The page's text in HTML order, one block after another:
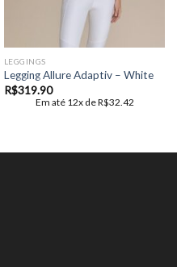
LEGGINGS
Legging Allure Adaptiv – White
R$319.90
Em até 12x deR$32.42